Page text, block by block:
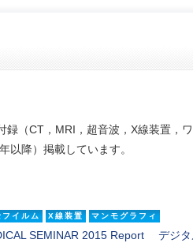
録（CT，MRI，超音波，X線装置，
以降）掲載しています。
フイルム X線装置 マンモグラフィ
SEMINAR 2015 Report デジ